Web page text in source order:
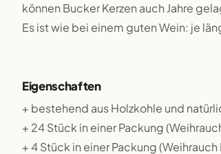
können Bucker Kerzen auch Jahre
Es ist wie bei einem guten Wein: je
Eigenschaften
+ bestehend aus Holzkohle und
+ 24 Stück in einer Packung
+ 4 Stück in einer Packung (Weihrauch